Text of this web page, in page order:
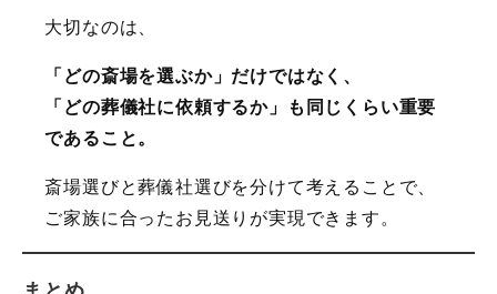
大切なのは、
「どの斎場を選ぶか」だけではなく、
「どの葬儀社に依頼するか」も同じくらい重要
であること。
斎場選びと葬儀社選びを分けて考えることで、
ご家族に合ったお見送りが実現できます。